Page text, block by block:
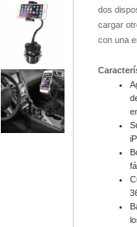
dos
cargar
con una